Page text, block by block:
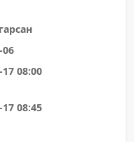
06
08:00
08:45